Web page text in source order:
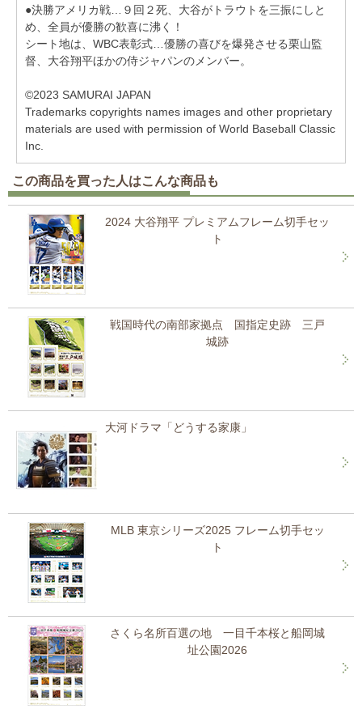
●決勝アメリカ戦…９回２死、大谷がトラウトを三振にしと
め、全員が優勝の歓喜に沸く！
シート地は、WBC表彰式…優勝の喜びを爆発させる栗山監
督、大谷翔平ほかの侍ジャパンのメンバー。
©2023 SAMURAI JAPAN
Trademarks copyrights names images and other proprietary
materials are used with permission of World Baseball Classic
Inc.
この商品を買った人はこんな商品も
2024 大谷翔平 プレミアムフレーム切手セッ
ト
戦国時代の南部家拠点 国指定史跡 三戸
城跡
大河ドラマ「どうする家康」
MLB 東京シリーズ2025 フレーム切手セッ
ト
さくら名所百選の地 一目千本桜と船岡城
址公園2026